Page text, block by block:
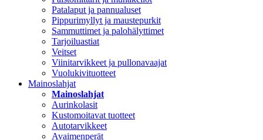
Patalaput ja pannualuset
Pippurimyllyt ja maustepurkit
Sammuttimet ja palohälyttimet
Tarjoiluastiat
Veitset
Viinitarvikkeet ja pullonavaajat
Vuolukivituotteet
Mainoslahjat
Mainoslahjat
Aurinkolasit
Kustomoitavat tuotteet
Autotarvikkeet
Avaimenperät